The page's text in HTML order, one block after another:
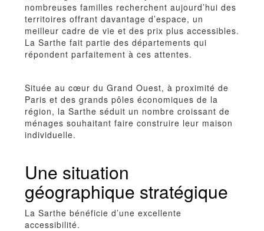
nombreuses familles recherchent aujourd’hui des
territoires offrant davantage d’espace, un
meilleur cadre de vie et des prix plus accessibles.
La Sarthe fait partie des départements qui
répondent parfaitement à ces attentes.
Située au cœur du Grand Ouest, à proximité de
Paris et des grands pôles économiques de la
région, la Sarthe séduit un nombre croissant de
ménages souhaitant faire construire leur maison
individuelle.
Une situation
géographique stratégique
La Sarthe bénéficie d’une excellente
accessibilité.